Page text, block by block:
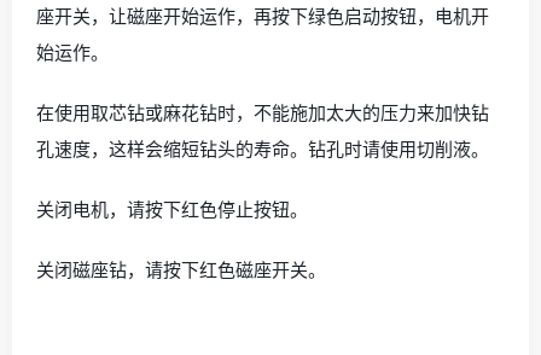
座开关，让磁座开始运作，再按下绿色启动按钮，电机开
始运作。
在使用取芯钻或麻花钻时，不能施加太大的压力来加快钻
孔速度，这样会缩短钻头的寿命。钻孔时请使用切削液。
关闭电机，请按下红色停止按钮。
关闭磁座钻，请按下红色磁座开关。